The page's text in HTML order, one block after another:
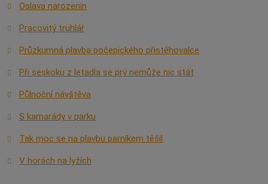
Oslava narozenin
Pracovitý truhlář
Průzkumná plavba počepického přistěhovalce
Při seskoku z letadla se prý nemůže nic stát
Půlnoční návštěva
S kamarády v parku
Tak moc se na plavbu parníkem těšil
V horách na lyžích